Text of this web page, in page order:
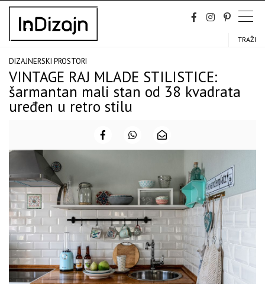
Skip
content
TRAŽI
DIZAJNERSKI PROSTORI
VINTAGE RAJ MLADE STILISTICE:
šarmantan mali stan od 38 kvadrata
uređen u retro stilu